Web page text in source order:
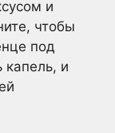
и
чтобы
под
капель, и